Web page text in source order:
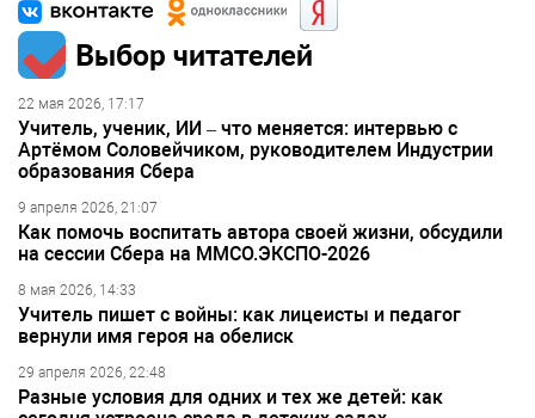
Выбор читателей
22 мая 2026, 17:17
Учитель, ученик, ИИ – что меняется: интервью с
Артёмом Соловейчиком, руководителем Индустрии
образования Сбера
9 апреля 2026, 21:07
Как помочь воспитать автора своей жизни, обсудили
на сессии Сбера на ММСО.ЭКСПО-2026
8 мая 2026, 14:33
Учитель пишет с войны: как лицеисты и педагог
вернули имя героя на обелиск
29 апреля 2026, 22:48
Разные условия для одних и тех же детей: как